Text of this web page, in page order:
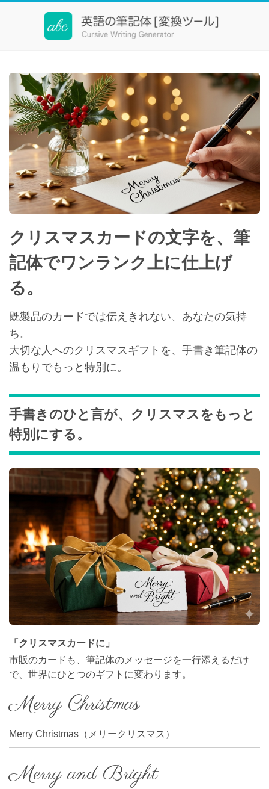
筆記体変換 [Christmas Special]
クリスマスカードの文字を、筆
記体でワンランク上に仕上げ
る。
既製品のカードでは伝えきれない、あなたの気持
ち。
大切な人へのクリスマスギフトを、手書き筆記体の
温もりでもっと特別に。
手書きのひと言が、クリスマスをもっと
特別にする。
「クリスマスカードに」
市販のカードも、筆記体のメッセージを一行添えるだけ
で、世界にひとつのギフトに変わります。
Merry Christmas
Merry Christmas（メリークリスマス）
Merry and Bright